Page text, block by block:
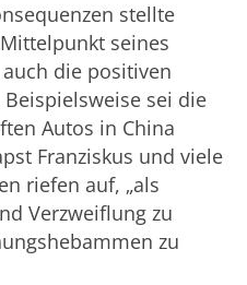
stellte
seines
die positiven
sei die
Autos in China
Franziskus und viele
riefen auf, „als
Verzweiflung zu
zu